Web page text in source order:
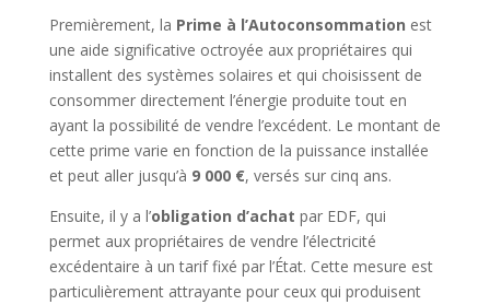
Premièrement, la Prime à l’Autoconsommation est
une aide significative octroyée aux propriétaires qui
installent des systèmes solaires et qui choisissent de
consommer directement l’énergie produite tout en
ayant la possibilité de vendre l’excédent. Le montant de
cette prime varie en fonction de la puissance installée
et peut aller jusqu’à 9 000 €, versés sur cinq ans.
Ensuite, il y a l’obligation d’achat par EDF, qui
permet aux propriétaires de vendre l’électricité
excédentaire à un tarif fixé par l’État. Cette mesure est
particulièrement attrayante pour ceux qui produisent